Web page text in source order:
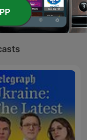
Podcasts